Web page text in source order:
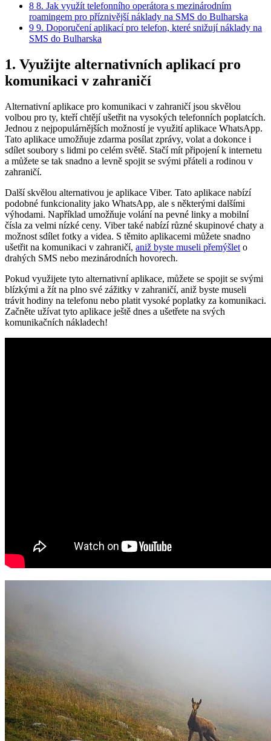
8 8. Jak využít telefonního operátora s mezinárodním
roamingem pro příznivější náklady na SMS do Bulharska
9 9. Doporučení aplikací pro telefon, které snižují náklady na
SMS do Bulharska
1. Využijte alternativních aplikací pro
komunikaci v zahraničí
Alternativní aplikace pro komunikaci v zahraničí jsou skvělou
volbou pro ty, kteří chtějí ušetřit na vysokých telefonních poplatcích.
Jednou z nejpopulárnějších možností je využití aplikace WhatsApp.
Tato aplikace umožňuje zdarma posílat zprávy, volat a dokonce i
sdílet soubory s lidmi po celém světě. Stačí mít připojení k internetu
a můžete se tak snadno a levně spojit se svými přáteli a rodinou v
zahraničí.
Další skvělou alternativou je aplikace Viber. Tato aplikace nabízí
podobné funkcionality jako WhatsApp, ale s některými dalšími
výhodami. Například umožňuje volání na pevné linky a mobilní
čísla za velmi nízké ceny. Viber také nabízí různé skupinové chaty a
možnost sdílet fotky a videa. S těmito aplikacemi můžete snadno
ušetřit na komunikaci v zahraničí, aniž byste museli přemýšlet o
drahých SMS nebo mezinárodních hovorech.
Pokud využijete tyto alternativní aplikace, můžete se spojit se svými
blízkými a žít na plno své zážitky v zahraničí, aniž byste museli
trávit hodiny na telefonu nebo platit vysoké poplatky za komunikaci.
Začněte užívat tyto aplikace ještě dnes a ušetřete na svých
komunikačních nákladech!